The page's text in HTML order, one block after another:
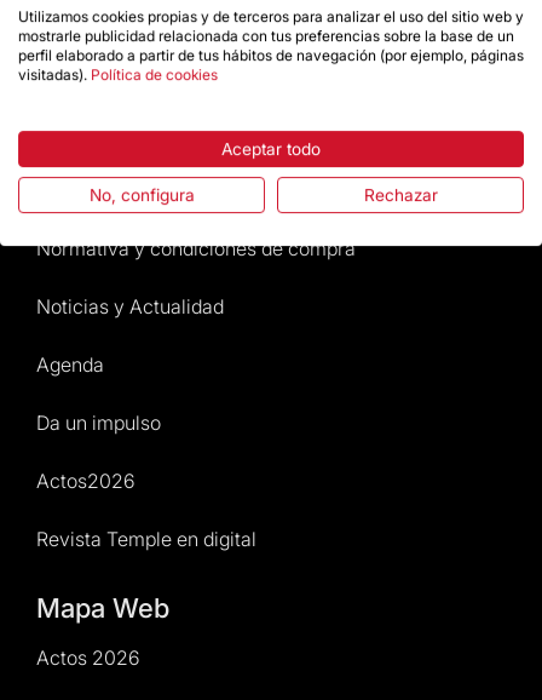
Destacados
La Fundación
Preguntas frecuentes
Atención al Visitante
Normativa y condiciones de compra
Noticias y Actualidad
Agenda
Da un impulso
Actos2026
Revista Temple en digital
Mapa Web
Actos 2026
Utilizamos cookies propias y de terceros para analizar el uso del sitio web y
mostrarle publicidad relacionada con tus preferencias sobre la base de un
perfil elaborado a partir de tus hábitos de navegación (por ejemplo, páginas
visitadas). Política de cookies
Aceptar todo
No, configura Rechazar